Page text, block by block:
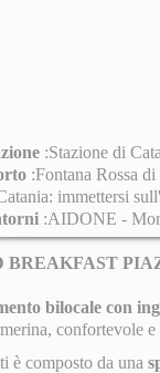
:Stazione di
:Fontana Rossa
immettersi
:AIDONE -
BREAKFAST
bilocale con
confortevole
è composto da una